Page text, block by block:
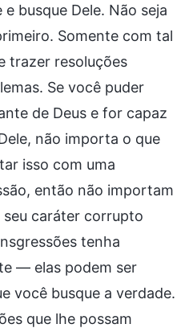
busque Dele. Não seja
Somente com tal
trazer resoluções
Se você puder
de Deus e for capaz
não importa o que
isso com uma
então não importam
caráter corrupto
tenha
— elas podem ser
você busque a verdade.
que lhe possam